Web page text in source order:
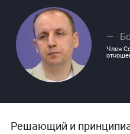
Член
Решающий и